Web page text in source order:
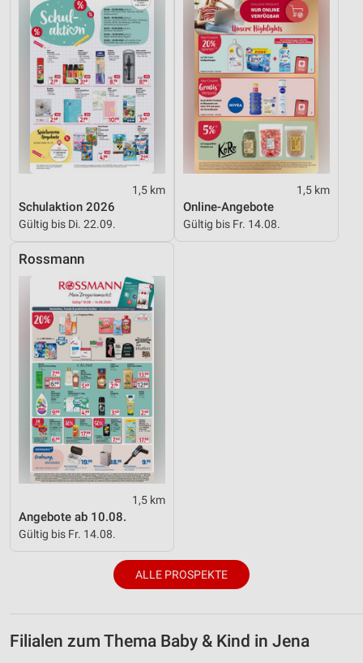
1,5 km
Schulaktion 2026
Gültig bis Di. 22.09.
1,5 km
Online-Angebote
Gültig bis Fr. 14.08.
Rossmann
1,5 km
Angebote ab 10.08.
Gültig bis Fr. 14.08.
ALLE PROSPEKTE
Filialen zum Thema Baby & Kind in Jena